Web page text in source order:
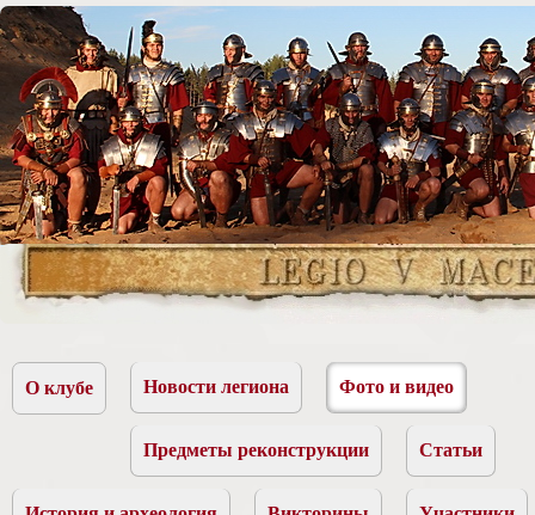
О клубе Новости легиона Фото и видео
Предметы реконструкции Статьи